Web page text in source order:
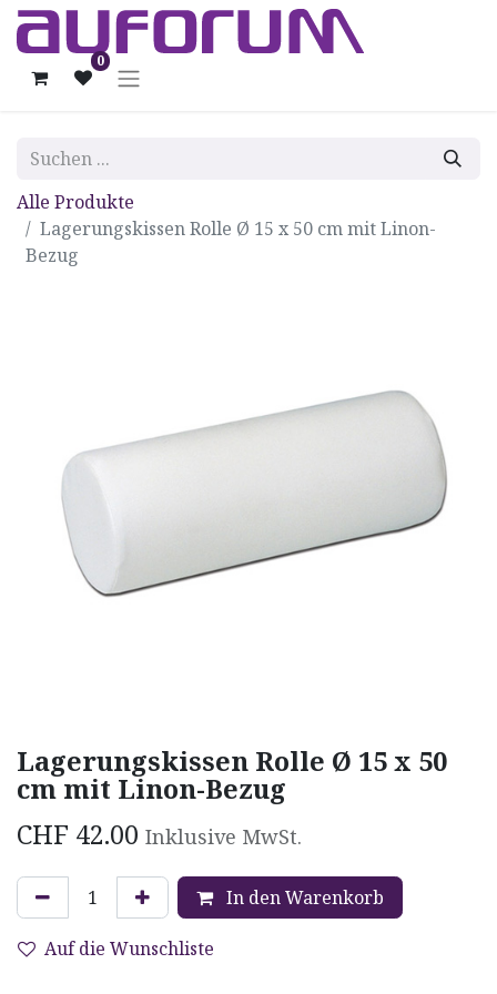
0
Alle Produkte
Lagerungskissen Rolle Ø 15 x 50 cm mit Linon-
Bezug
Lagerungskissen Rolle Ø 15 x 50
cm mit Linon-Bezug
CHF 42.00 Inklusive MwSt.
In den Warenkorb
Auf die Wunschliste